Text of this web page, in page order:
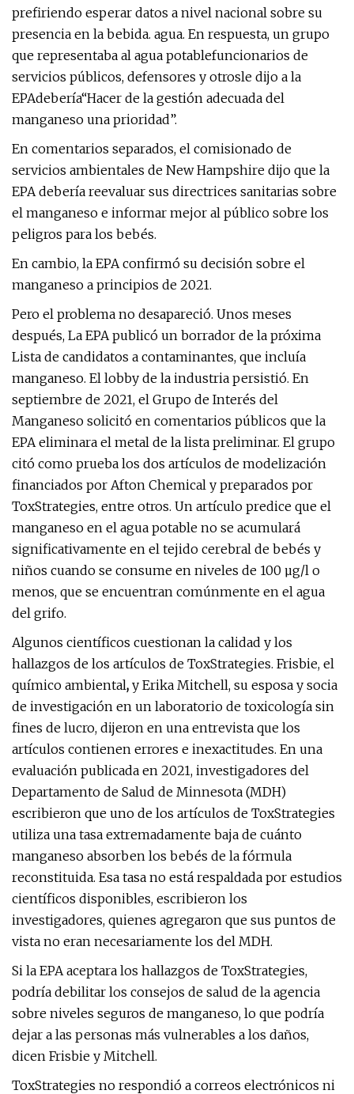
prefiriendo esperar datos a nivel nacional sobre su
presencia en la bebida. agua. En respuesta, un grupo
que representaba al agua potablefuncionarios de
servicios públicos, defensores y otrosle dijo a la
EPAdebería“Hacer de la gestión adecuada del
manganeso una prioridad”.
En comentarios separados, el comisionado de
servicios ambientales de New Hampshire dijo que la
EPA debería reevaluar sus directrices sanitarias sobre
el manganeso e informar mejor al público sobre los
peligros para los bebés.
En cambio, la EPA confirmó su decisión sobre el
manganeso a principios de 2021.
Pero el problema no desapareció. Unos meses
después, La EPA publicó un borrador de la próxima
Lista de candidatos a contaminantes, que incluía
manganeso. El lobby de la industria persistió. En
septiembre de 2021, el Grupo de Interés del
Manganeso solicitó en comentarios públicos que la
EPA eliminara el metal de la lista preliminar. El grupo
citó como prueba los dos artículos de modelización
financiados por Afton Chemical y preparados por
ToxStrategies, entre otros. Un artículo predice que el
manganeso en el agua potable no se acumulará
significativamente en el tejido cerebral de bebés y
niños cuando se consume en niveles de 100 µg/l o
menos, que se encuentran comúnmente en el agua
del grifo.
Algunos científicos cuestionan la calidad y los
hallazgos de los artículos de ToxStrategies. Frisbie, el
químico ambiental, y Erika Mitchell, su esposa y socia
de investigación en un laboratorio de toxicología sin
fines de lucro, dijeron en una entrevista que los
artículos contienen errores e inexactitudes. En una
evaluación publicada en 2021, investigadores del
Departamento de Salud de Minnesota (MDH)
escribieron que uno de los artículos de ToxStrategies
utiliza una tasa extremadamente baja de cuánto
manganeso absorben los bebés de la fórmula
reconstituida. Esa tasa no está respaldada por estudios
científicos disponibles, escribieron los
investigadores, quienes agregaron que sus puntos de
vista no eran necesariamente los del MDH.
Si la EPA aceptara los hallazgos de ToxStrategies,
podría debilitar los consejos de salud de la agencia
sobre niveles seguros de manganeso, lo que podría
dejar a las personas más vulnerables a los daños,
dicen Frisbie y Mitchell.
ToxStrategies no respondió a correos electrónicos ni